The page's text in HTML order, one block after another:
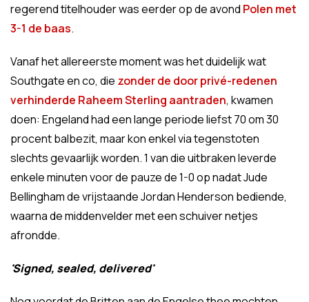
regerend titelhouder was eerder op de avond Polen met
3-1 de baas.
Vanaf het allereerste moment was het duidelijk wat
Southgate en co, die zonder de door privé-redenen
verhinderde Raheem Sterling aantraden, kwamen
doen: Engeland had een lange periode liefst 70 om 30
procent balbezit, maar kon enkel via tegenstoten
slechts gevaarlijk worden. 1 van die uitbraken leverde
enkele minuten voor de pauze de 1-0 op nadat Jude
Bellingham de vrijstaande Jordan Henderson bediende,
waarna de middenvelder met een schuiver netjes
afrondde.
'Signed, sealed, delivered'